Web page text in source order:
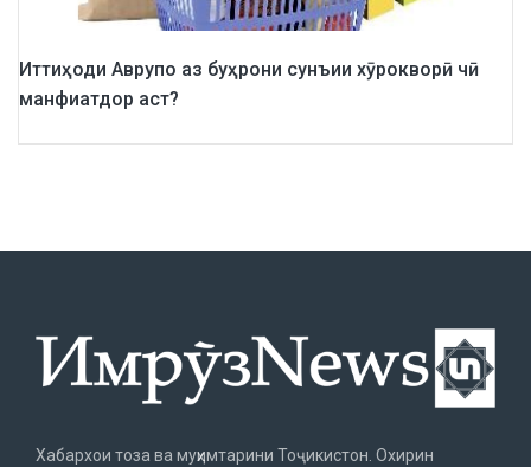
Иттиҳоди Аврупо аз буҳрони сунъии хӯрокворӣ чӣ
манфиатдор аст?
Хабархои тоза ва муҳимтарини Тоҷикистон. Охирин